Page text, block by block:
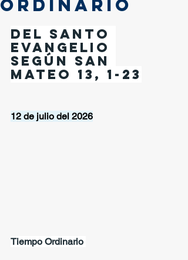
ORDINARIO
Del santo
Evangelio
según san
Mateo 13, 1-23
12 de julio del 2026
Tiempo Ordinario